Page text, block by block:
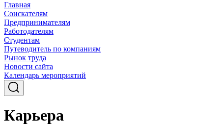
Главная
Соискателям
Предпринимателям
Работодателям
Студентам
Путеводитель по компаниям
Рынок труда
Новости сайта
Календарь мероприятий
Карьера